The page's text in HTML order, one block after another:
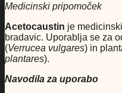
Medicinski pripomoček
Acetocaustin je
bradavic. Uporablja se za
(Verrucea vulgares) in
plantares).
Navodila za uporabo